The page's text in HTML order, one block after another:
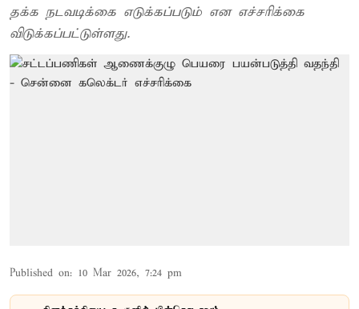
தக்க நடவடிக்கை எடுக்கப்படும் என எச்சரிக்கை
விடுக்கப்பட்டுள்ளது.
Published on: 10 Mar 2026, 7:24 pm